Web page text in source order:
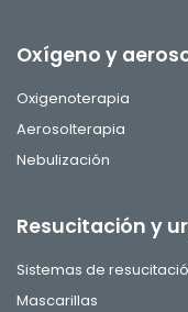
Oxígeno y
Oxigenoterapia
Aerosolterapia
Nebulización
Resucitación y
Sistemas de
Mascarillas